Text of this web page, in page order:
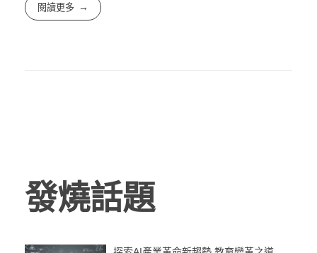
閱讀更多
發燒話題